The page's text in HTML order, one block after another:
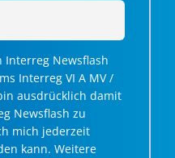
Interreg Newsflash
Interreg VI A MV /
ausdrücklich damit
Newsflash zu
mich jederzeit
kann. Weitere